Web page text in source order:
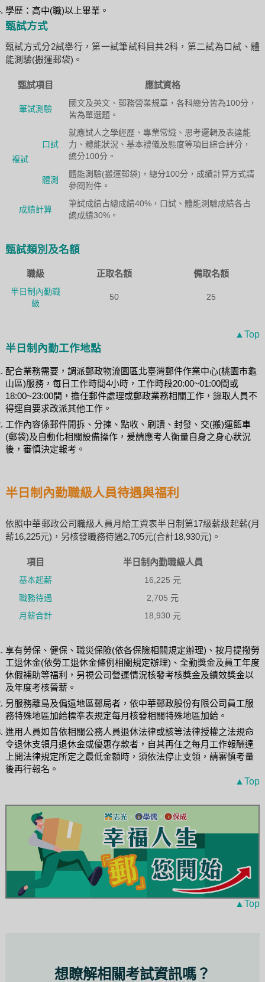
學歷：高中(職)以上畢業。
甄試方式
甄試方式分2試舉行，第一試筆試科目共2科，第二試為口試、體
能測驗(搬運郵袋)。
甄試項目 應試資格
筆試測驗
國文及英文、郵務營業規章，各科總分皆為100分，
皆為單選題。
複試
口試
就應試人之學經歷、專業常識、思考邏輯及表達能
力、體能狀況、基本禮儀及態度等項目綜合評分，
總分100分。
體測
體能測驗(搬運郵袋)，總分100分，成績計算方式請
參閱附件。
成績計算
筆試成績占總成績40%，口試、體能測驗成績各占
總成績30%。
甄試類別及名額
職級 正取名額 備取名額
半日制內勤職
級
50 25
▲Top
半日制內勤工作地點
配合業務需要，調派郵政物流園區北臺灣郵件作業中心(桃園市龜
山區)服務，每日工作時間4小時，工作時段20:00~01:00間或
18:00~23:00間，擔任郵件處理或郵政業務相關工作，錄取人員不
得逕自要求改派其他工作。
工作內容係郵件開拆、分揀、點收、刷讀、封發、交(搬)運籃車
(郵袋)及自動化相關設備操作，爰請應考人衡量自身之身心狀況
後，審慎決定報考。
半日制內勤職級人員待遇與福利
依照中華郵政公司職級人員月給工資表半日制第17級薪級起薪(月
薪16,225元)，另核發職務待遇2,705元(合計18,930元)。
項目 半日制內勤職級人員
基本起薪
16,225 元
職務待遇
2,705 元
月薪合計
18,930 元
享有勞保、健保、職災保險(依各保險相關規定辦理)、按月提撥勞
工退休金(依勞工退休金條例相關規定辦理)、全勤獎金及員工年度
休假補助等福利，另視公司營運情況核發考核獎金及績效獎金以
及年度考核晉薪。
另服務離島及偏遠地區郵局者，依中華郵政股份有限公司員工服
務特殊地區加給標準表規定每月核發相關特殊地區加給。
進用人員如曾依相關公務人員退休法律或該等法律授權之法規命
令退休支領月退休金或優惠存款者，自其再任之每月工作報酬達
上開法律規定所定之最低金額時，須依法停止支領，請審慎考量
後再行報名。
▲Top
▲Top
想瞭解相關考試資訊嗎？